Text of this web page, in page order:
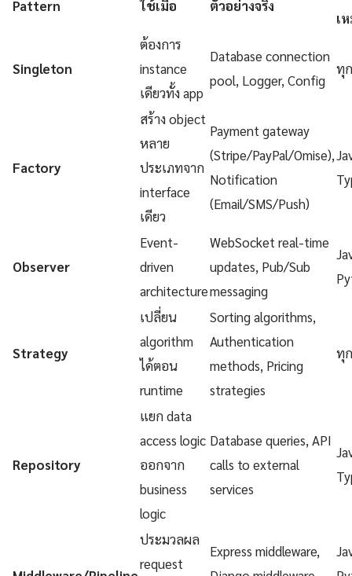
Pattern ใช้เมื่อ ตัวอย่างจริง
เ
Singleton
ต้องการ
instance
เดียวทั้ง app
Database connection
pool, Logger, Config
ทุ
Factory
สร้าง object
หลาย
ประเภทจาก
interface
เดียว
Payment gateway
(Stripe/PayPal/Omise),
Notification
(Email/SMS/Push)
Observer
Event-
driven
architecture
WebSocket real-time
updates, Pub/Sub
messaging
Strategy
เปลี่ยน
algorithm
ได้ตอน
runtime
Sorting algorithms,
Authentication
methods, Pricing
strategies
ทุ
Repository
แยก data
access logic
ออกจาก
business
logic
Database queries, API
calls to external
services
ประมวลผล
request
Express middleware,